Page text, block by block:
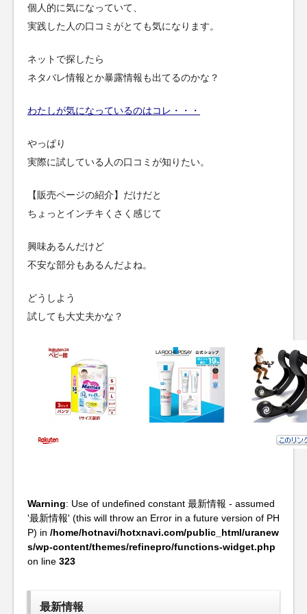
個人的に気になっていて、
実践した人の口コミがとても気になります。
ネットで探したら
ネタバレ情報とか暴露情報も出てるのかな？
わたしが気になっているのはコレ・・・
やっぱり
実際に試している人の口コミが知りたい。
【販売ページの紹介】だけだと
ちょっとインチキくさく感じて
興味あるんだけど
不安な部分もあるんだよね。
どうしよう
試しても大丈夫かな？
Warning: Use of undefined constant 最新情報 - assumed
'最新情報' (this will throw an Error in a future version of PH
P) in /home/hotnavi/hotxnavi.com/public_html/uranew
s/wp-content/themes/refinepro/functions-widget.php
on line 323
最新情報